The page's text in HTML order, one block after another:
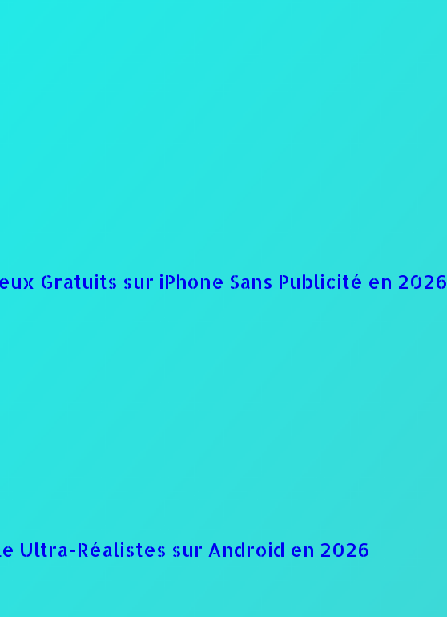
Gratuits sur iPhone Sans Publicité en 2026
Ultra-Réalistes sur Android en 2026